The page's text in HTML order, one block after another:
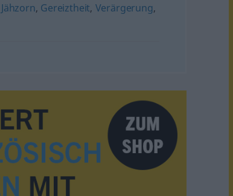
Jähzorn, Gereiztheit, Verärgerung,